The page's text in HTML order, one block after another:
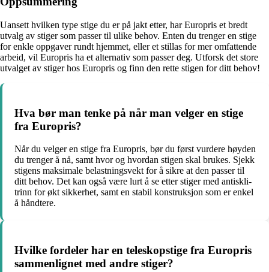
Uansett hvilken type stige du er på jakt etter, har Europris et bredt
utvalg av stiger som passer til ulike behov. Enten du trenger en stige
for enkle oppgaver rundt hjemmet, eller et stillas for mer omfattende
arbeid, vil Europris ha et alternativ som passer deg. Utforsk det store
utvalget av stiger hos Europris og finn den rette stigen for ditt behov!
Hva bør man tenke på når man velger en stige
fra Europris?
Når du velger en stige fra Europris, bør du først vurdere høyden
du trenger å nå, samt hvor og hvordan stigen skal brukes. Sjekk
stigens maksimale belastningsvekt for å sikre at den passer til
ditt behov. Det kan også være lurt å se etter stiger med antiskli-
trinn for økt sikkerhet, samt en stabil konstruksjon som er enkel
å håndtere.
Hvilke fordeler har en teleskopstige fra Europris
sammenlignet med andre stiger?